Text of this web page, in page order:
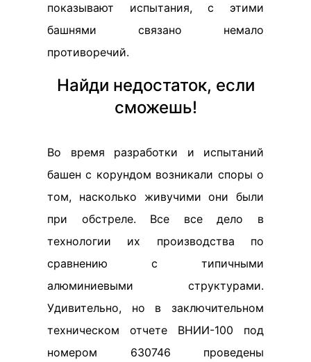
показывают испытания, с этими
башнями связано немало
противоречий.
Найди недостаток, если
сможешь!
Во время разработки и испытаний
башен с корундом возникали споры о
том, насколько живучими они были
при обстреле. Все все дело в
технологии их производства по
сравнению с типичными
алюминиевыми структурами.
Удивительно, но в заключительном
техническом отчете ВНИИ-100 под
номером 630746 проведены